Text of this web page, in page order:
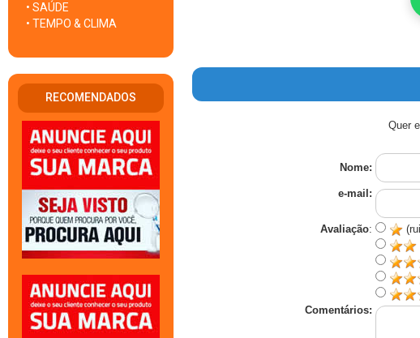
• SAÚDE
• TEMPO & CLIMA
RECOMENDADOS
Quer
Nome:
e-mail:
Avaliação:
Comentários: